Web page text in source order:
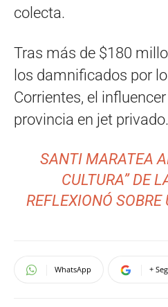
colecta.
Tras más de $180
los damnificados por
Corrientes, el
provincia en jet privado.
SANTI MARATEA
CULTURA” DE
REFLEXIONÓ
WhatsApp +